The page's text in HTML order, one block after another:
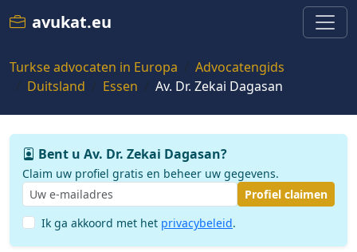
avukat.eu
Turkse advocaten in Europa
Advocatengids
Duitsland
Essen Av. Dr. Zekai Dagasan
Bent u Av. Dr. Zekai Dagasan?
Claim uw profiel gratis en beheer uw gegevens.
Profiel claimen
Ik ga akkoord met het privacybeleid.